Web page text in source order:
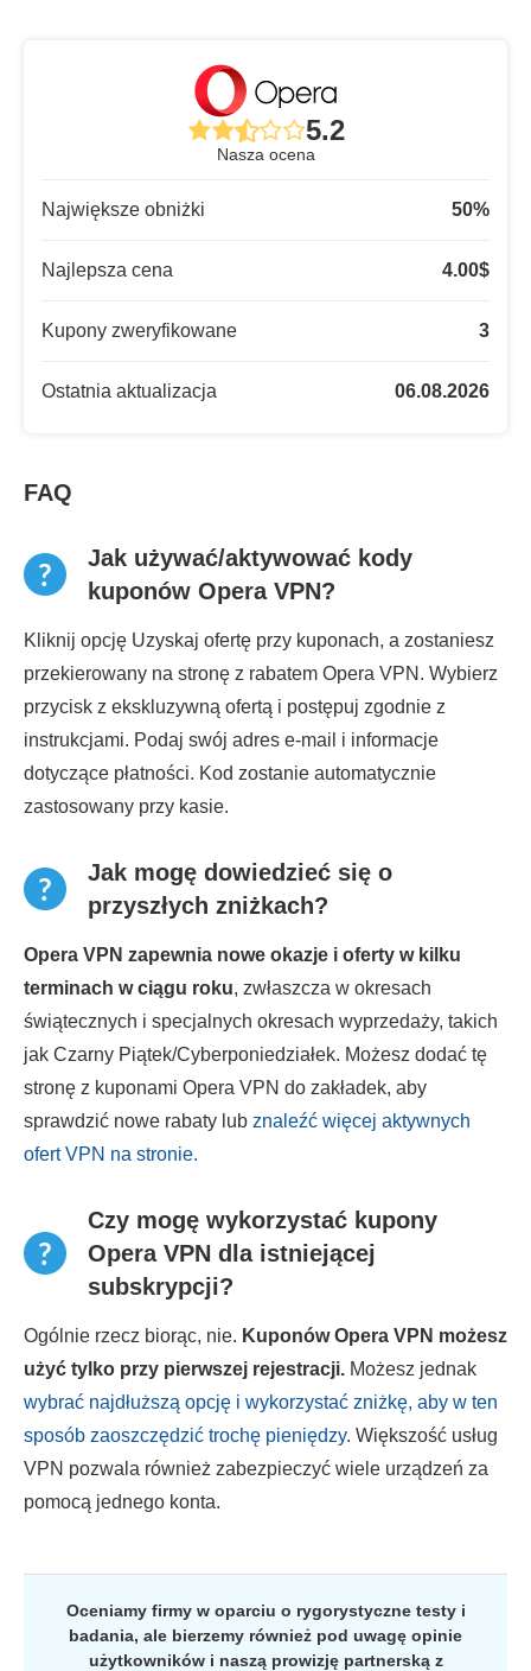
5.2
Nasza ocena
Największe obniżki 50%
Najlepsza cena 4.00$
Kupony zweryfikowane 3
Ostatnia aktualizacja 06.08.2026
FAQ
Jak używać/aktywować kody
kuponów Opera VPN?
Kliknij opcję Uzyskaj ofertę przy kuponach, a zostaniesz
przekierowany na stronę z rabatem Opera VPN. Wybierz
przycisk z ekskluzywną ofertą i postępuj zgodnie z
instrukcjami. Podaj swój adres e-mail i informacje
dotyczące płatności. Kod zostanie automatycznie
zastosowany przy kasie.
Jak mogę dowiedzieć się o
przyszłych zniżkach?
Opera VPN zapewnia nowe okazje i oferty w kilku
terminach w ciągu roku, zwłaszcza w okresach
świątecznych i specjalnych okresach wyprzedaży, takich
jak Czarny Piątek/Cyberponiedziałek. Możesz dodać tę
stronę z kuponami Opera VPN do zakładek, aby
sprawdzić nowe rabaty lub znaleźć więcej aktywnych
ofert VPN na stronie.
Czy mogę wykorzystać kupony
Opera VPN dla istniejącej
subskrypcji?
Ogólnie rzecz biorąc, nie. Kuponów Opera VPN możesz
użyć tylko przy pierwszej rejestracji. Możesz jednak
wybrać najdłuższą opcję i wykorzystać zniżkę, aby w ten
sposób zaoszczędzić trochę pieniędzy. Większość usług
VPN pozwala również zabezpieczyć wiele urządzeń za
pomocą jednego konta.
Oceniamy firmy w oparciu o rygorystyczne testy i
badania, ale bierzemy również pod uwagę opinie
użytkowników i naszą prowizję partnerską z